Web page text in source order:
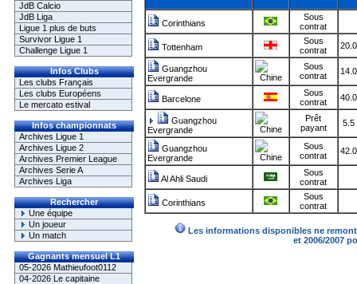
JdB Calcio
JdB Liga
Ligue 1 plus de buts
Survivor Ligue 1
Challenge Ligue 1
Infos Clubs
Les clubs Français
Les clubs Européens
Le mercato estival
Infos championnats
Archives Ligue 1
Archives Ligue 2
Archives Premier League
Archives Serie A
Archives Liga
Rechercher
Une équipe
Un joueur
Un match
Gagnants mensuel L1
05-2026 Mathieufoot0112
04-2026 Le capitaine
Corinthians
Sous
contrat
Tottenham
Sous
contrat
Guangzhou
Evergrande
Sous
contrat
Barcelone
Sous
contrat
Guangzhou
Evergrande
Prêt
payant
5.5
Guangzhou
Evergrande
Sous
contrat
Al Ahli Saudi
Sous
contrat
Corinthians
Sous
contrat
Les informations disponibles ne
et 2006/2007